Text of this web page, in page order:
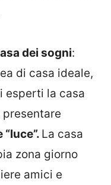
dei sogni:
di casa ideale,
esperti la casa
La casa
zona giorno
amici e